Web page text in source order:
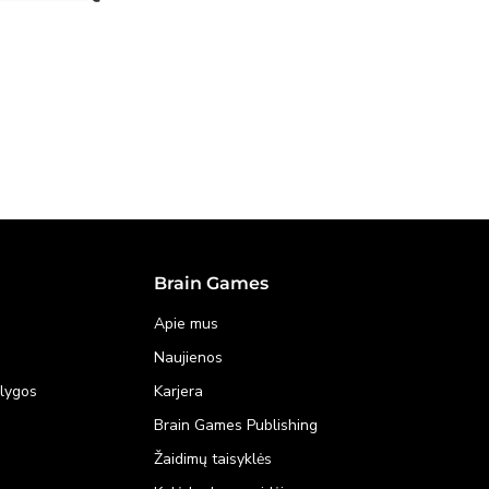
Brain Games
Apie mus
Naujienos
Karjera
Brain Games Publishing
Žaidimų taisyklės